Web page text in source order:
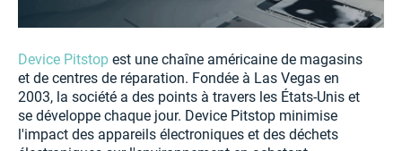
Device Pitstop est une chaîne américaine de magasins
et de centres de réparation. Fondée à Las Vegas en
2003, la société a des points à travers les États-Unis et
se développe chaque jour. Device Pitstop minimise
l'impact des appareils électroniques et des déchets